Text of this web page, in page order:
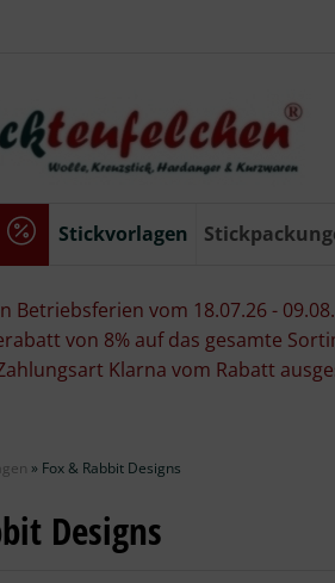
Stickvorlagen
Betriebsferien vom 18.07.26 -
von 8% auf das gesamte
Klarna vom Rabatt
» Fox & Rabbit Designs
Designs